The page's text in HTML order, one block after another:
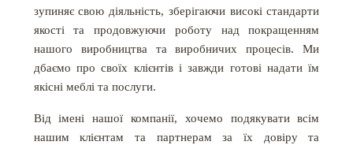
зупиняє свою діяльність, зберігаючи високі стандарти
якості та продовжуючи роботу над покращенням
нашого виробництва та виробничих процесів. Ми
дбаємо про своїх клієнтів і завжди готові надати їм
якісні меблі та послуги.
Від імені нашої компанії, хочемо подякувати всім
нашим клієнтам та партнерам за їх довіру та